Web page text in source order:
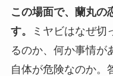
この場面で、蘭丸の
す。
ミヤビはなぜ切
るのか、何か事情が
自体が危険なのか。